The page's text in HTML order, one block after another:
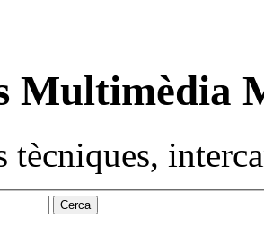
Multimèdia
tècniques,